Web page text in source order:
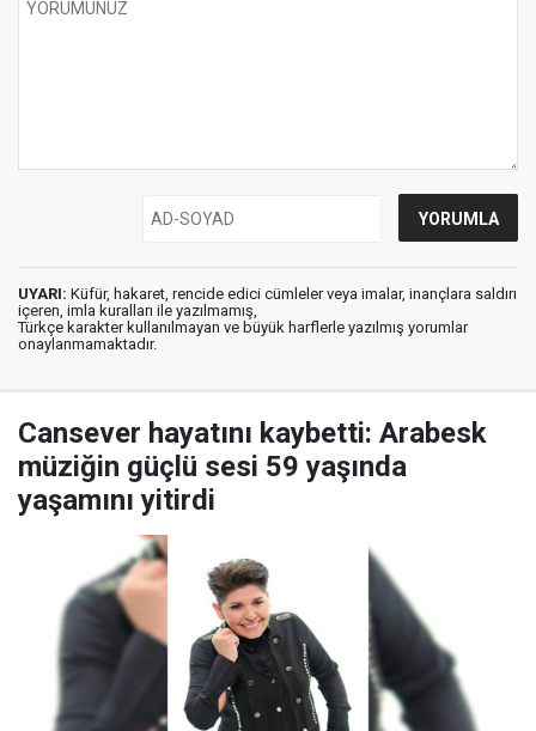
UYARI: Küfür, hakaret, rencide edici cümleler veya imalar, inançlara saldırı
içeren, imla kuralları ile yazılmamış,
Türkçe karakter kullanılmayan ve büyük harflerle yazılmış yorumlar
onaylanmamaktadır.
Cansever hayatını kaybetti: Arabesk
müziğin güçlü sesi 59 yaşında
yaşamını yitirdi